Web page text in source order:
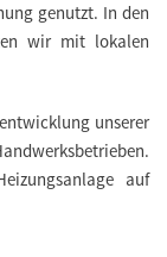
genutzt. In den
wir mit lokalen
unserer
auf